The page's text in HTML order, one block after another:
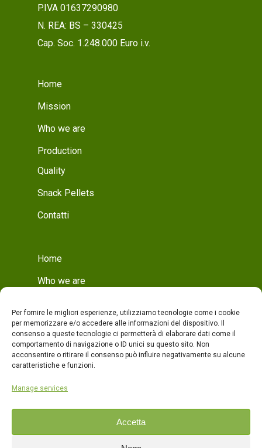
Per fornire le migliori esperienze, utilizziamo tecnologie come i cookie
per memorizzare e/o accedere alle informazioni del dispositivo. Il
consenso a queste tecnologie ci permetterà di elaborare dati come il
comportamento di navigazione o ID unici su questo sito. Non
acconsentire o ritirare il consenso può influire negativamente su alcune
caratteristiche e funzioni.
Manage services
Accetta
P.IVA 01637290980
N. REA: BS – 330425
Cap. Soc. 1.248.000 Euro i.v.
Home
Mission
Who we are
Production
Quality
Snack Pellets
Contatti
Home
Who we are
Who we are
Production
Production
Quality
Products